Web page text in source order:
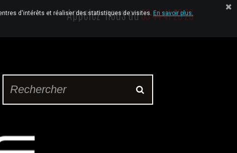
Appelez-nous au03 44 41 20 26
d'intérêts et réaliser des statistiques de visites. En savoir plus.